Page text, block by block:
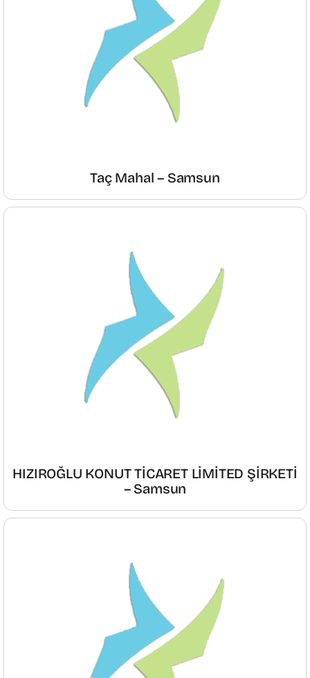
Taç Mahal – Samsun
HIZIROĞLU KONUT TİCARET LİMİTED ŞİRKETİ
– Samsun